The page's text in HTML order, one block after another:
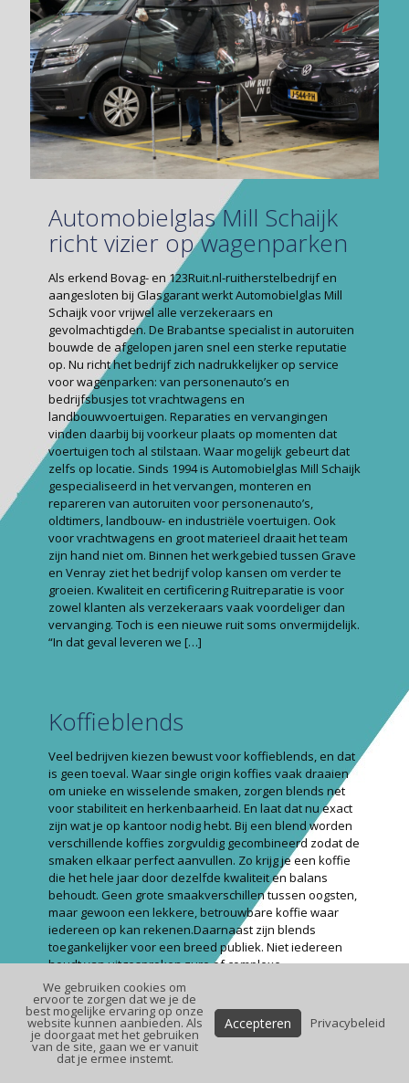
Automobielglas Mill Schaijk
richt vizier op wagenparken
Als erkend Bovag- en 123Ruit.nl-ruitherstelbedrijf en
aangesloten bij Glasgarant werkt Automobielglas Mill
Schaijk voor vrijwel alle verzekeraars en
gevolmachtigden. De Brabantse specialist in autoruiten
bouwde de afgelopen jaren snel een sterke reputatie
op. Nu richt het bedrijf zich nadrukkelijker op service
voor wagenparken: van personenauto’s en
bedrijfsbusjes tot vrachtwagens en
landbouwvoertuigen. Reparaties en vervangingen
vinden daarbij bij voorkeur plaats op momenten dat
voertuigen toch al stilstaan. Waar mogelijk gebeurt dat
zelfs op locatie. Sinds 1994 is Automobielglas Mill Schaijk
gespecialiseerd in het vervangen, monteren en
repareren van autoruiten voor personenauto’s,
oldtimers, landbouw- en industriële voertuigen. Ook
voor vrachtwagens en groot materieel draait het team
zijn hand niet om. Binnen het werkgebied tussen Grave
en Venray ziet het bedrijf volop kansen om verder te
groeien. Kwaliteit en certificering Ruitreparatie is voor
zowel klanten als verzekeraars vaak voordeliger dan
vervanging. Toch is een nieuwe ruit soms onvermijdelijk.
“In dat geval leveren we […]
Koffieblends
Veel bedrijven kiezen bewust voor koffieblends, en dat
is geen toeval. Waar single origin koffies vaak draaien
om unieke en wisselende smaken, zorgen blends net
voor stabiliteit en herkenbaarheid. En laat dat nu exact
zijn wat je op kantoor nodig hebt. Bij een blend worden
verschillende koffies zorgvuldig gecombineerd zodat de
smaken elkaar perfect aanvullen. Zo krijg je een koffie
die het hele jaar door dezelfde kwaliteit en balans
behoudt. Geen grote smaakverschillen tussen oogsten,
maar gewoon een lekkere, betrouwbare koffie waar
iedereen op kan rekenen.Daarnaast zijn blends
toegankelijker voor een breed publiek. Niet iedereen
houdt van uitgesproken zure of complexe
koffiesmaken. Een goede blend is mooi in evenwicht en
werkt perfect voor zowel een gewone koffie als
melkbereidingen. Ook in koffiemachines presteren
blends vaak constanter en stabieler. Dat zorgt voor
minder verrassingen en vooral: lekkere koffie, dag na
dag. Kortom: blends combineren kwaliteit, consistentie
We gebruiken cookies om
ervoor te zorgen dat we je de
best mogelijke ervaring op onze
website kunnen aanbieden. Als
je doorgaat met het gebruiken
van de site, gaan we er vanuit
dat je ermee instemt.
Accepteren Privacybeleid